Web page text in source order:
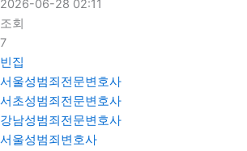
2026-06-28 02:11
조회
7
빈집
서울성범죄전문변호사
서초성범죄전문변호사
강남성범죄전문변호사
서울성범죄변호사